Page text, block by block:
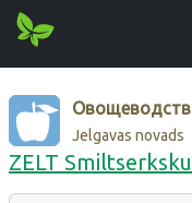
Jelgavas novads
ZELT